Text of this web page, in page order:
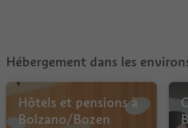
Hébergement dans les
Hôtels et pensions à
Bolzano/Bozen